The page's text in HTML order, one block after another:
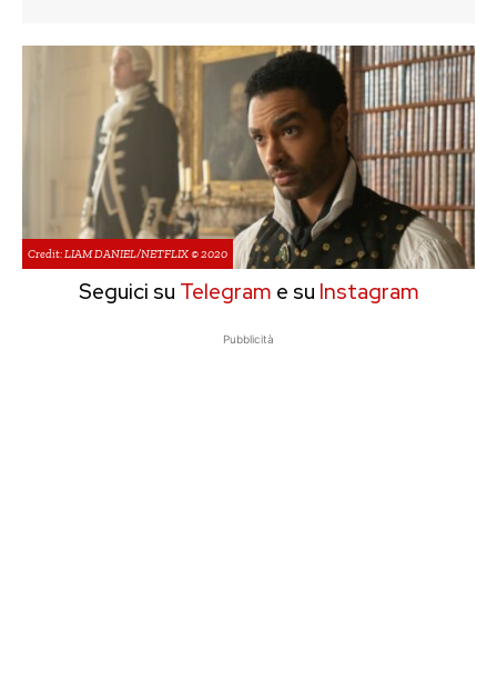
Credit: LIAM DANIEL/NETFLIX © 2020
Seguici su Telegram e su Instagram
Pubblicità